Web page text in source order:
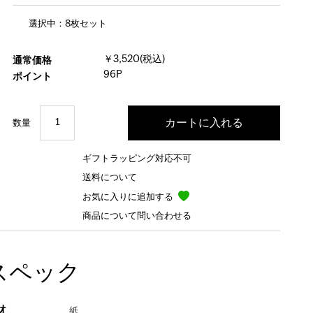
選択中：8枚セット
通常価格
￥3,520(税込)
ポイント
96P
数量
ギフトラッピング対応不可
送料について
お気に入りに追加する
商品について問い合わせる
ペック